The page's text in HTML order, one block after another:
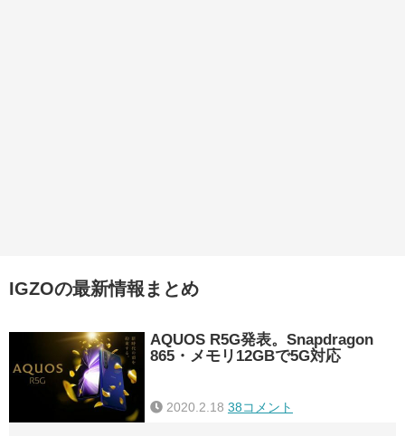
IGZOの最新情報まとめ
AQUOS R5G発表。Snapdragon
865・メモリ12GBで5G対応
2020.2.18 38コメント